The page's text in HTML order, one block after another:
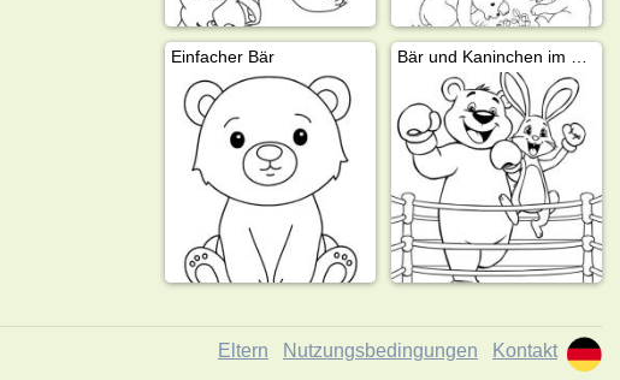
Einfacher Bär
Eltern Nutzungsbedingungen Kontakt